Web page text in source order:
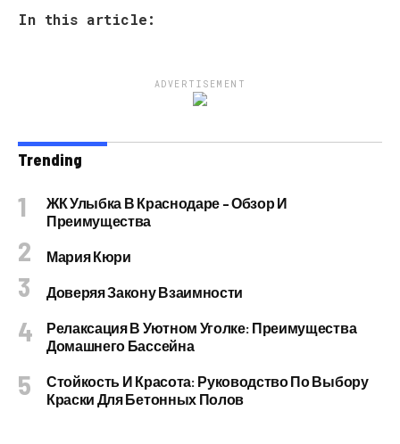
In this article:
ADVERTISEMENT
Trending
ЖК Улыбка В Краснодаре – Обзор И
Преимущества
Мария Кюри
Доверяя Закону Взаимности
Релаксация В Уютном Уголке: Преимущества
Домашнего Бассейна
Стойкость И Красота: Руководство По Выбору
Краски Для Бетонных Полов